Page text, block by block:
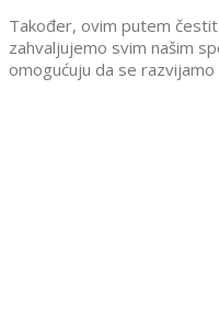
Također, ovim putem
zahvaljujemo svim našim
omogućuju da se